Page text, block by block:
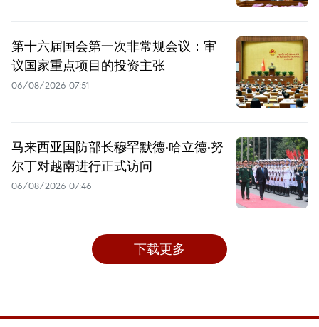
第十六届国会第一次非常规会议：审
议国家重点项目的投资主张
06/08/2026 07:51
马来西亚国防部长穆罕默德·哈立德·努
尔丁对越南进行正式访问
06/08/2026 07:46
下载更多